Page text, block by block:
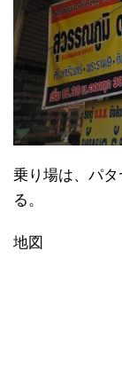
乗り場は、パ
る。
地図